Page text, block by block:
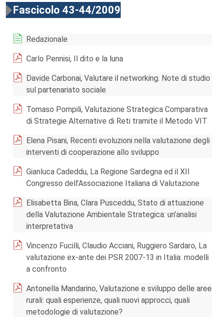
Fascicolo 43-44/2009
Redazionale
Carlo Pennisi, Il dito e la luna
Davide Carbonai, Valutare il networking. Note di studio
sul partenariato sociale
Tomaso Pompili, Valutazione Strategica Comparativa
di Strategie Alternative di Reti tramite il Metodo VIT
Elena Pisani, Recenti evoluzioni nella valutazione degli
interventi di cooperazione allo sviluppo
Gianluca Cadeddu, La Regione Sardegna ed il XII
Congresso dell’Associazione Italiana di Valutazione
Elisabetta Bina, Clara Pusceddu, Stato di attuazione
della Valutazione Ambientale Strategica: un’analisi
interpretativa
Vincenzo Fucilli, Claudio Acciani, Ruggiero Sardaro, La
valutazione ex-ante dei PSR 2007-13 in Italia: modelli
a confronto
Antonella Mandarino, Valutazione e sviluppo delle aree
rurali: quali esperienze, quali nuovi approcci, quali
metodologie di valutazione?